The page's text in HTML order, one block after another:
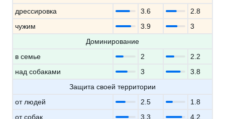
дрессировка
3.6
2.8
чужим
3.9
3
Доминирование
в семье
2
2.2
над собаками
3
3.8
Защита своей территории
от людей
2.5
1.8
от собак
3.3
4.2